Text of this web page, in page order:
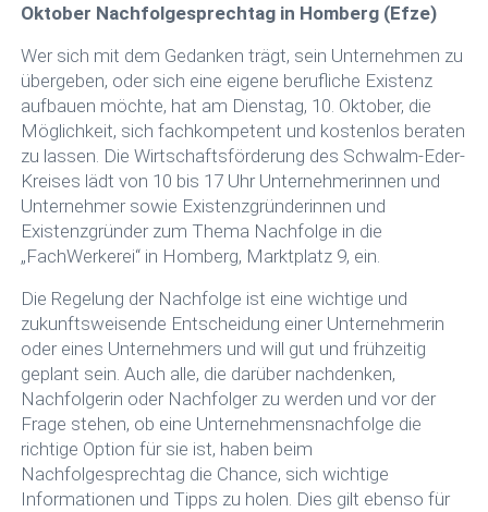
Oktober Nachfolgesprechtag in Homberg (Efze)
Wer sich mit dem Gedanken trägt, sein Unternehmen zu
übergeben, oder sich eine eigene berufliche Existenz
aufbauen möchte, hat am Dienstag, 10. Oktober, die
Möglichkeit, sich fachkompetent und kostenlos beraten
zu lassen. Die Wirtschaftsförderung des Schwalm-Eder-
Kreises lädt von 10 bis 17 Uhr Unternehmerinnen und
Unternehmer sowie Existenzgründerinnen und
Existenzgründer zum Thema Nachfolge in die
„FachWerkerei“ in Homberg, Marktplatz 9, ein.
Die Regelung der Nachfolge ist eine wichtige und
zukunftsweisende Entscheidung einer Unternehmerin
oder eines Unternehmers und will gut und frühzeitig
geplant sein. Auch alle, die darüber nachdenken,
Nachfolgerin oder Nachfolger zu werden und vor der
Frage stehen, ob eine Unternehmensnachfolge die
richtige Option für sie ist, haben beim
Nachfolgesprechtag die Chance, sich wichtige
Informationen und Tipps zu holen. Dies gilt ebenso für